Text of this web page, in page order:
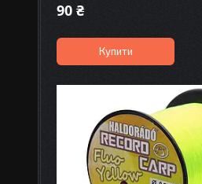
90 ₴
Купити